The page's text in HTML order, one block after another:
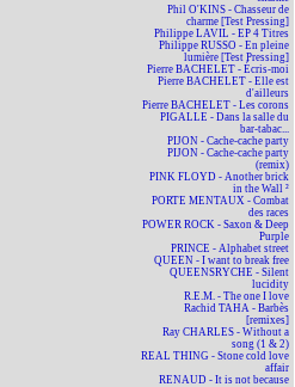
Phil O'KINS - Chasseur de
charme [Test Pressing]
Philippe LAVIL - EP 4 Titres
Philippe RUSSO - En pleine
lumière [Test Pressing]
Pierre BACHELET - Écris-moi
Pierre BACHELET - Elle est
d'ailleurs
Pierre BACHELET - Les corons
PIGALLE - Dans la salle du
bar-tabac...
PIJON - Cache-cache party
PIJON - Cache-cache party
(remix)
PINK FLOYD - Another brick
in the Wall ²
PORTE MENTAUX - Combat
des races
POWER ROCK - Saxon & Deep
Purple
PRINCE - Alphabet street
QUEEN - I want to break free
QUEENSRYCHE - Silent
lucidity
R.E.M. - The one I love
Rachid TAHA - Barbès
[remixes]
Ray CHARLES - Without a
song (1 & 2)
REAL THING - Stone cold love
affair
RENAUD - It is not because